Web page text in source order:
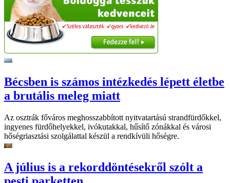
Bécsben is számos intézkedés lépett életbe
a brutális meleg miatt
Az osztrák főváros meghosszabbított nyitvatartású strandfürdőkkel,
ingyenes fürdőhelyekkel, ivókutakkal, hűsítő zónákkal és városi
hőségriasztási szolgálattal készül a rendkívüli hőségre.
A július is a rekorddöntésekről szólt a